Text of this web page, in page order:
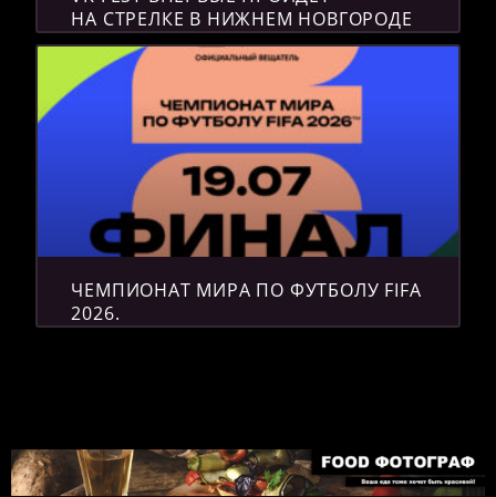
НА СТРЕЛКЕ В НИЖНЕМ НОВГОРОДЕ
ЧЕМПИОНАТ МИРА ПО ФУТБОЛУ FIFA
2026.